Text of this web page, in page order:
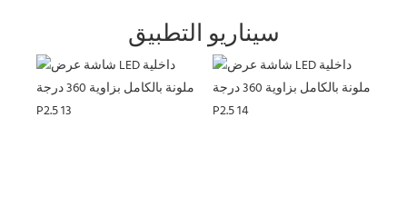
سيناريو التطبيق